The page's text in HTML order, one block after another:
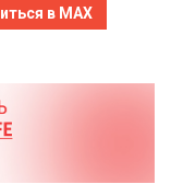
в MAX